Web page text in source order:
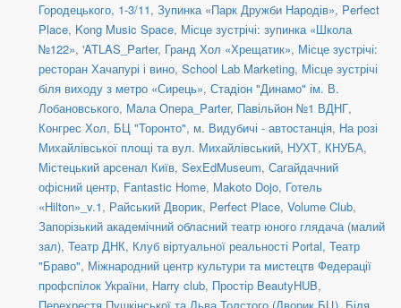
Городецького, 1-3/11, Зупинка «Парк Дружби Народів», Perfect
Place, Kong Music Space, Місце зустрічі: зупинка «Школа
№122», 'ATLAS_Parter, Гранд Хол «Хрещатик», Місце зустрічі:
ресторан Хачапурі і вино, School Lab Marketing, Місце зустрічі
біля виходу з метро «Сирець», Стадіон "Динамо" ім. В.
Лобановського, Мала Опера_Parter, Павільйон №1 ВДНГ,
Конгрес Хол, БЦ "Торонто", м. Видубичі - автостанція, На розі
Михайлівської площі та вул. Михайлівський, НУХТ, КНУБА,
Містецький арсенал Київ, SexEdMuseum, Сагайдачний
офісний центр, Fantastic Home, Makoto Dojo, Готель
«Hilton»_v.1, Райський Дворик, Perfect Place, Volume Club,
Запорізький академічний обласний театр юного глядача (малий
зал), Театр ДНК, Клуб віртуальної реальності Portal, Театр
"Браво", Міжнародний центр культури та мистецтв Федерації
профспілок України, Harry club, Простір BeautyHUB,